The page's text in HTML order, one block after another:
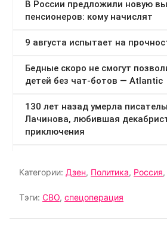
Категории: Дзен, Политика, Россия,
Тэги: СВО, спецоперация